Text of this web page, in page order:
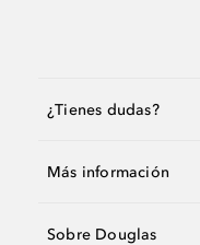
¿Tienes dudas?
Más información
Sobre Douglas